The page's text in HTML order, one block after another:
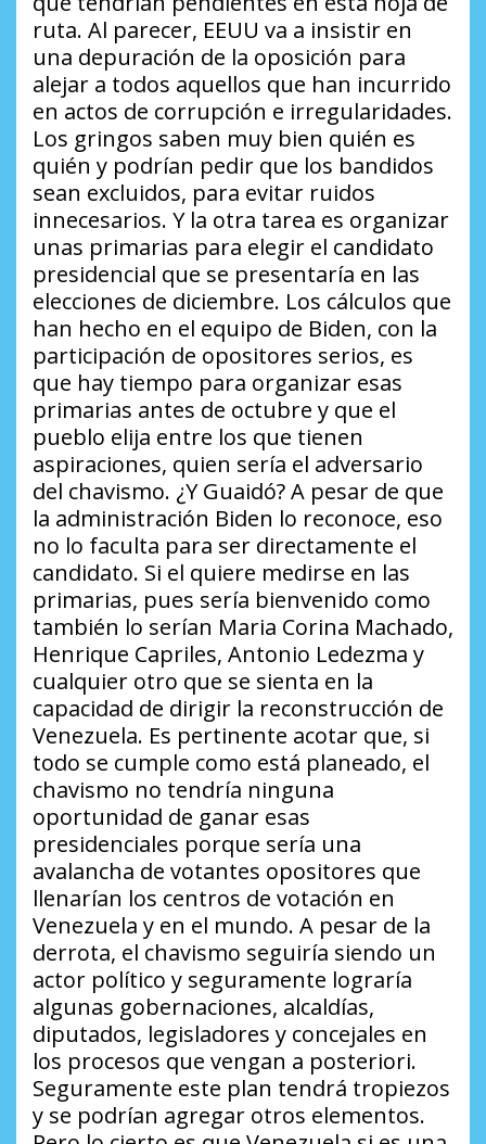
ruta. Al parecer, EEUU va a insistir en
una depuración de la oposición para
alejar a todos aquellos que han incurrido
en actos de corrupción e irregularidades.
Los gringos saben muy bien quién es
quién y podrían pedir que los bandidos
sean excluidos, para evitar ruidos
innecesarios. Y la otra tarea es organizar
unas primarias para elegir el candidato
presidencial que se presentaría en las
elecciones de diciembre. Los cálculos que
han hecho en el equipo de Biden, con la
participación de opositores serios, es
que hay tiempo para organizar esas
primarias antes de octubre y que el
pueblo elija entre los que tienen
aspiraciones, quien sería el adversario
del chavismo. ¿Y Guaidó?A pesar de que
la administración Biden lo reconoce, eso
no lo faculta para ser directamente el
candidato. Si el quiere medirse en las
primarias, pues sería bienvenido como
también lo serían Maria Corina Machado,
Henrique Capriles, Antonio Ledezma y
cualquier otro que se sienta en la
capacidad de dirigir la reconstrucción de
Venezuela. Es pertinente acotar que, si
todo se cumple como está planeado, el
chavismo no tendría ninguna
oportunidad de ganar esas
presidenciales porque sería una
avalancha de votantes opositores que
llenarían los centros de votación en
Venezuela y en el mundo. A pesar de la
derrota, el chavismo seguiría siendo un
actor político y seguramente lograría
algunas gobernaciones, alcaldías,
diputados, legisladores y concejales en
los procesos que vengan a posteriori.
Seguramente este plan tendrá tropiezos
y se podrían agregar otros elementos.